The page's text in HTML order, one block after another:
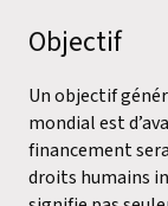
Objectif
Un objectif
mondial est
financement
droits humains